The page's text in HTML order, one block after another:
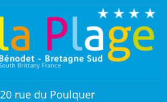
20 rue du Poulquer